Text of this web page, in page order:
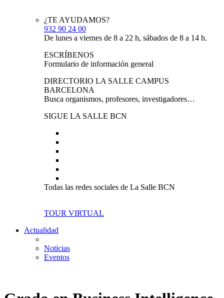
¿TE AYUDAMOS?
932 90 24 00
De lunes a viernes de 8 a 22 h, sábados de 8 a 14 h.
ESCRÍBENOS
Formulario de información general
DIRECTORIO LA SALLE CAMPUS
BARCELONA
Busca organismos, profesores, investigadores…
SIGUE LA SALLE BCN
Todas las redes sociales de La Salle BCN
TOUR VIRTUAL
Actualidad
Noticias
Eventos